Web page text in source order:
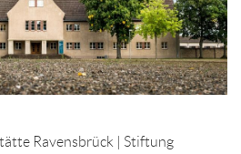
Ravensbrück | Stiftung